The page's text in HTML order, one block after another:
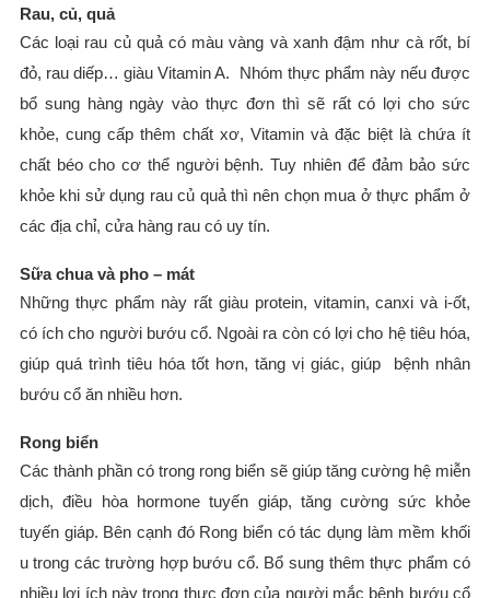
Rau, củ, quả
Các loại rau củ quả có màu vàng và xanh đậm như cà rốt, bí
đỏ, rau diếp… giàu Vitamin A. Nhóm thực phẩm này nếu được
bổ sung hàng ngày vào thực đơn thì sẽ rất có lợi cho sức
khỏe, cung cấp thêm chất xơ, Vitamin và đặc biệt là chứa ít
chất béo cho cơ thể người bệnh. Tuy nhiên để đảm bảo sức
khỏe khi sử dụng rau củ quả thì nên chọn mua ở thực phẩm ở
các địa chỉ, cửa hàng rau có uy tín.
Sữa chua và pho – mát
Những thực phẩm này rất giàu protein, vitamin, canxi và i-ốt,
có ích cho người bướu cổ. Ngoài ra còn có lợi cho hệ tiêu hóa,
giúp quá trình tiêu hóa tốt hơn, tăng vị giác, giúp bệnh nhân
bướu cổ ăn nhiều hơn.
Rong biển
Các thành phần có trong rong biển sẽ giúp tăng cường hệ miễn
dịch, điều hòa hormone tuyến giáp, tăng cường sức khỏe
tuyến giáp. Bên cạnh đó Rong biển có tác dụng làm mềm khối
u trong các trường hợp bướu cổ. Bổ sung thêm thực phẩm có
nhiều lợi ích này trong thực đơn của người mắc bệnh bướu cổ